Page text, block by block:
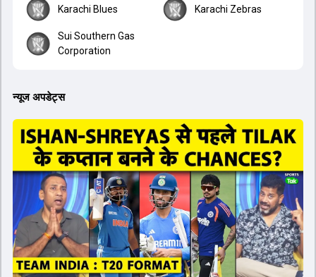
Karachi Blues Karachi Zebras
Sui Southern Gas
Corporation
न्यूज अपडेट्स